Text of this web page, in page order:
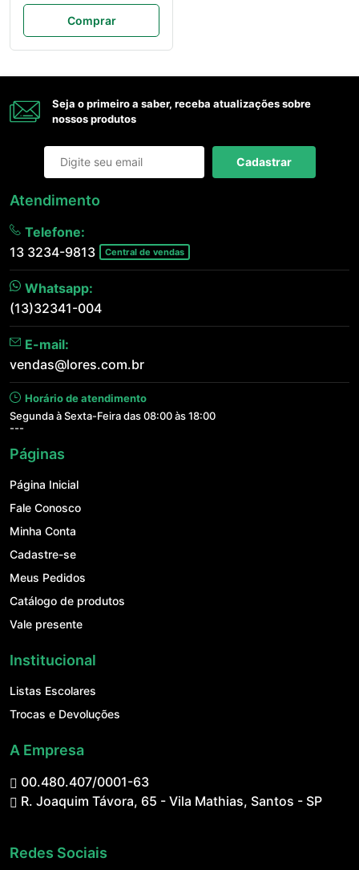
Comprar
Seja o primeiro a saber, receba atualizações sobre
nossos produtos
Cadastrar
Atendimento
Telefone:
13 3234-9813
Central de vendas
Whatsapp:
(13)32341-004
E-mail:
vendas@lores.com.br
Horário de atendimento
Segunda à Sexta-Feira das 08:00 às 18:00
---
Páginas
Página Inicial
Fale Conosco
Minha Conta
Cadastre-se
Meus Pedidos
Catálogo de produtos
Vale presente
Institucional
Listas Escolares
Trocas e Devoluções
A Empresa
00.480.407/0001-63
R. Joaquim Távora, 65 - Vila Mathias, Santos - SP
Redes Sociais